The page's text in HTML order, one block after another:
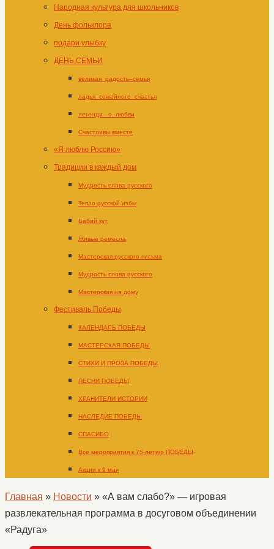
Народная культура для школьников
День фольклора
подари улыбку
ДЕНЬ СЕМЬИ
великая_радость–семья
ладья_семейного_счастья
легенда _о_любви
Счастливы вместе
«Я люблю Россию»
Традиции в каждый дом
Мудрость слова русского
Тепло русской избы
Бабий кут
Живые ремесла
Мастерская русского письма
Мудрость слова русского
Мастерская на дому
Фестиваль Победы
КАЛЕНДАРЬ ПОБЕДЫ
МАСТЕРСКАЯ ПОБЕДЫ
СТИХИ И ПРОЗА ПОБЕДЫ
ПЕСНИ ПОБЕДЫ
ХРАНИТЕЛИ ИСТОРИИ
НАСЛЕДИЕ ПОБЕДЫ
СПАСИБО
Все мероприятия к 75-летию ПОБЕДЫ
Акции к 9 мая
Главная » Новости » «А вам слабо?» — игровая
развлекательная программа в досуговом объединении
«Радуга»